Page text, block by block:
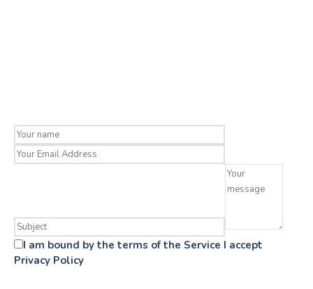
I am bound by the terms of the Service I accept
Privacy Policy